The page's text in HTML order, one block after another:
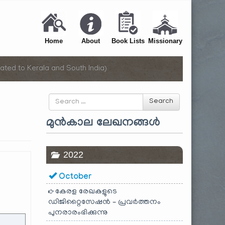
Home About Book Lists Missionary
to Kerala and South India)
Search
for
Search
മുൻകാല ലേഖനങ്ങൾ
2022
October
കേരള രേഖകളുടെ
ഡിജിറ്റൈസേഷൻ – പ്രവർത്തനം
പുനരാരംഭിക്കുന്നു